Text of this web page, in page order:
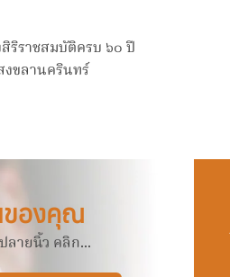
ริราชสมบัติครบ ๖๐ ปี
ขลานครินทร์
ของคุณ
ลายนิ้ว คลิก...